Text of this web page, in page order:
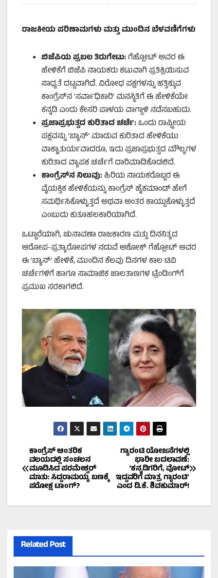
ರಾಜಕೀಯ ಪರಿಣಾಮಗಳು ಮತ್ತು ಮುಂದಿನ ಬೆಳವಣಿಗೆಗಳು
ಬಿಜೆಪಿಯ ಪ್ರಬಲ ತಿರುಗೇಟು:ಗೆಹ್ಲೋಟ್ ಅವರ ಈ
ಹೇಳಿಕೆಗೆ ಬಿಜೆಪಿ ನಾಯಕರು ಕಟುವಾಗಿ ಪ್ರತಿಕ್ರಿಯಿಸುವ
ಸಾಧ್ಯತೆ ದಟ್ಟವಾಗಿದೆ. ವಿರೋಧ ಪಕ್ಷಗಳನ್ನು ಹತ್ತಿಕ್ಕುವ
ಕಾಂಗ್ರೆಸ್‌ನ ‘ಸರ್ವಾಧಿಕಾರಿ’ ಮನಸ್ಥಿತಿಗೆ ಈ ಹೇಳಿಕೆಯೇ
ಕನ್ನಡಿ ಎಂದು ಕೇಸರಿ ಪಾಳಯ ವಾಗ್ದಾಳಿ ನಡೆಸಬಹುದು.
ಪ್ರಜಾಪ್ರಭುತ್ವದ ಕುರಿತಾದ ಚರ್ಚೆ:ಒಂದು ರಾಷ್ಟ್ರೀಯ
ಪಕ್ಷವನ್ನು ‘ಬ್ಯಾನ್’ ಮಾಡುವ ಕುರಿತಾದ ಹೇಳಿಕೆಯು
ವಾಕ್ಚಾತುರ್ಯವಾದರೂ, ಇದು ಪ್ರಜಾಪ್ರಭುತ್ವದ ಮೌಲ್ಯಗಳ
ಕುರಿತಾದ ವ್ಯಾಪಕ ಚರ್ಚೆಗೆ ದಾರಿಮಾಡಿಕೊಡಲಿದೆ.
ಕಾಂಗ್ರೆಸ್‌ನ ನಿಲುವು:ಹಿರಿಯ ನಾಯಕರೊಬ್ಬರ ಈ
ವೈಯಕ್ತಿಕ ಹೇಳಿಕೆಯನ್ನು ಕಾಂಗ್ರೆಸ್ ಹೈಕಮಾಂಡ್ ಹೇಗೆ
ಸಮರ್ಥಿಸಿಕೊಳ್ಳುತ್ತದೆ ಅಥವಾ ಅಂತರ ಕಾಯ್ದುಕೊಳ್ಳುತ್ತದೆ
ಎಂಬುದು ಕುತೂಹಲಕಾರಿಯಾಗಿದೆ.
ಒಟ್ಟಾರೆಯಾಗಿ, ಚುನಾವಣಾ ರಾಜಕಾರಣ ಮತ್ತು ದಿನನಿತ್ಯದ
ಆರೋಪ-ಪ್ರತ್ಯಾರೋಪಗಳ ನಡುವೆ ಅಶೋಕ್ ಗೆಹ್ಲೋಟ್ ಅವರ
ಈ ‘ಬ್ಯಾನ್’ ಹೇಳಿಕೆ, ಮುಂದಿನ ಕೆಲವು ದಿನಗಳ ಕಾಲ ಟಿವಿ
ಚರ್ಚೆಗಳಿಗೆ ಹಾಗೂ ಸಾಮಾಜಿಕ ಜಾಲತಾಣಗಳ ಟ್ರೆಂಡಿಂಗ್‌ಗೆ
ಪ್ರಮುಖ ಸರಕಾಗಲಿದೆ.
Post
navigation
ಗ್ಯಾರಂಟಿ ಯೋಜನೆಗಳಲ್ಲಿ
ಭಾರೀ ಬದಲಾವಣೆ:
‘ಕನ್ನಡಿಗರಿಗೆ, ವೋಟ್
ಇದ್ದವರಿಗೆ ಮಾತ್ರ ಗ್ಯಾರಂಟಿ’
ಎಂದ ಡಿ.ಕೆ. ಶಿವಕುಮಾರ್!
ಕಾಂಗ್ರೆಸ್ ಆಂತರಿಕ
ವಲಯದಲ್ಲಿ ಸಂಚಲನ
ಮೂಡಿಸಿದ ಪರಮೇಶ್ವರ್
ಮಾತು: ಸಿದ್ದರಾಮಯ್ಯ ಬಣಕ್ಕೆ
ಪರೋಕ್ಷ ಟಾಂಗ್?
Related Post